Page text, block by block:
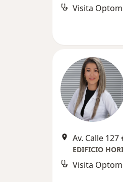
Visita
Av. Calle
EDIFICIO
Visita